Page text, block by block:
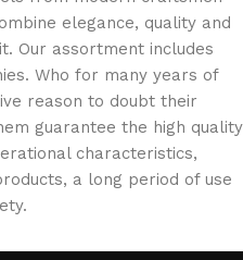
elegance, quality and
Our assortment includes
Who for many years of
reason to doubt their
guarantee the high quality
characteristics,
a long period of use